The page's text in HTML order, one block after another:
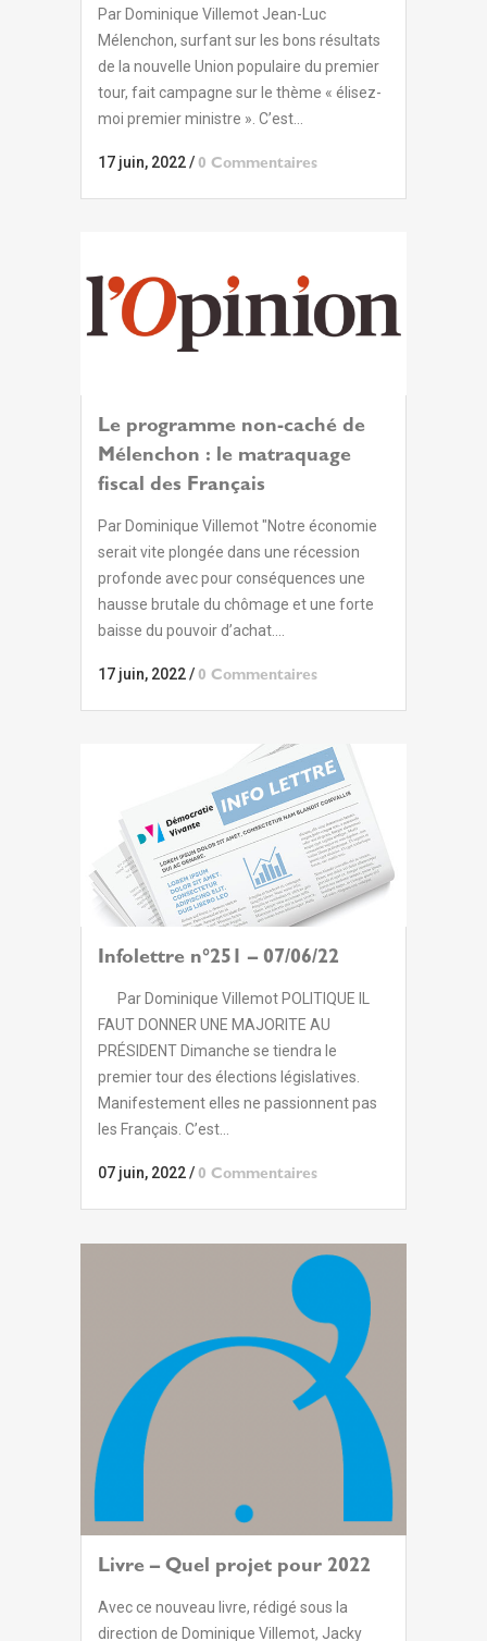
Par Dominique Villemot Jean-Luc
Mélenchon, surfant sur les bons résultats
de la nouvelle Union populaire du premier
tour, fait campagne sur le thème « élisez-
moi premier ministre ». C’est...
17 juin, 2022/ 0 Commentaires
Le programme non-caché de
Mélenchon : le matraquage
fiscal des Français
Par Dominique Villemot "Notre économie
serait vite plongée dans une récession
profonde avec pour conséquences une
hausse brutale du chômage et une forte
baisse du pouvoir d’achat....
17 juin, 2022/ 0 Commentaires
Infolettre n°251 – 07/06/22
Par Dominique Villemot POLITIQUE IL
FAUT DONNER UNE MAJORITE AU
PRÉSIDENT Dimanche se tiendra le
premier tour des élections législatives.
Manifestement elles ne passionnent pas
les Français. C’est...
07 juin, 2022/ 0 Commentaires
Livre – Quel projet pour 2022
Avec ce nouveau livre, rédigé sous la
direction de Dominique Villemot, Jacky